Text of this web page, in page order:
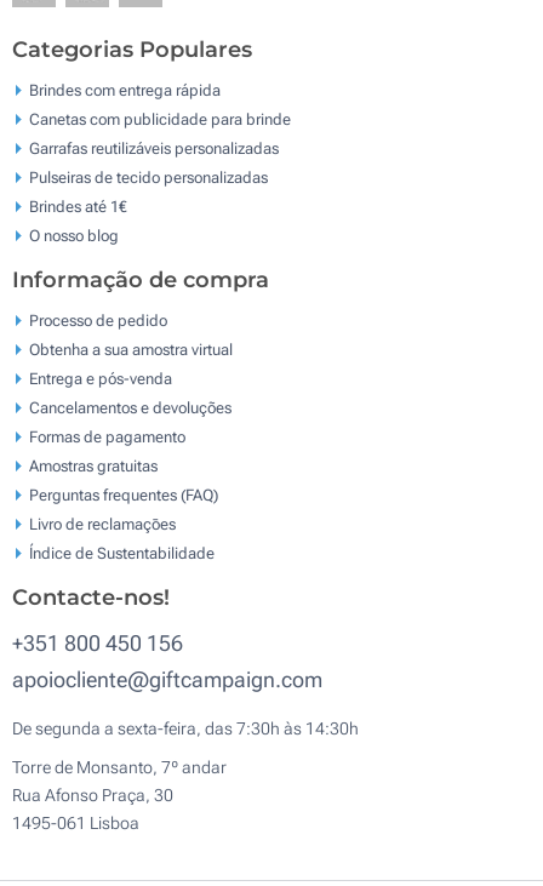
Categorias Populares
Brindes com entrega rápida
Canetas com publicidade para brinde
Garrafas reutilizáveis personalizadas
Pulseiras de tecido personalizadas
Brindes até 1€
O nosso blog
Informação de compra
Processo de pedido
Obtenha a sua amostra virtual
Entrega e pós-venda
Cancelamentos e devoluções
Formas de pagamento
Amostras gratuitas
Perguntas frequentes (FAQ)
Livro de reclamaçōes
Índice de Sustentabilidade
Contacte-nos!
+351 800 450 156
apoiocliente@giftcampaign.com
De segunda a sexta-feira, das 7:30h às 14:30h
Torre de Monsanto, 7º andar
Rua Afonso Praça, 30
1495-061 Lisboa